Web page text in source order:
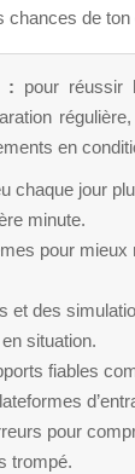
chances de ton
: pour réussir
en
chaque jour
minute.
pour mieux
et des
situation.
fiables
pour
trompé.